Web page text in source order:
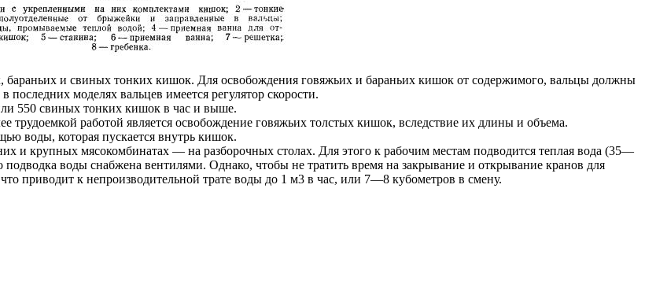
и свиных тонких кишок. Для освобождения говяжьих и бараньих кишок от содержимого, вальцы должны
моделях вальцев имеется регулятор скорости.
550 свиных тонких кишок в час и выше.
работой является освобождение говяжьих толстых кишок, вследствие их длины и объема.
воды, которая пускается внутрь кишок.
и крупных мясокомбинатах — на разборочных столах. Для этого к рабочим местам подводится теплая вода (35—
воды снабжена вентилями. Однако, чтобы не тратить время на закрывание и открывание кранов для
приводит к непроизводительной трате воды до 1 м3 в час, или 7—8 кубометров в смену.